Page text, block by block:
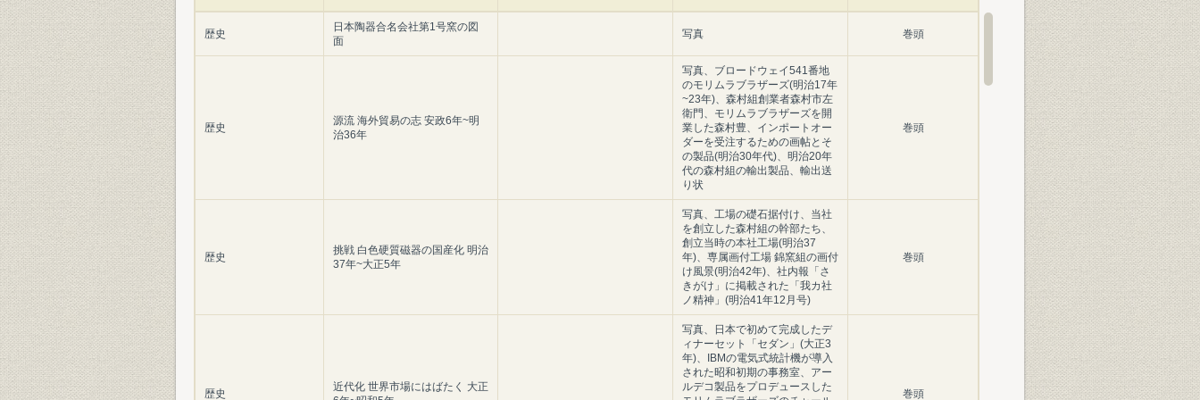
歴史
日本陶器合名会社第1号窯の図
面
写真 巻頭
歴史
源流 海外貿易の志 安政6年~明
治36年
写真、ブロードウェイ541番地
のモリムラブラザーズ(明治17年
~23年)、森村組創業者森村市左
衛門、モリムラブラザーズを開
業した森村豊、インポートオー
ダーを受注するための画帖とそ
の製品(明治30年代)、明治20年
代の森村組の輸出製品、輸出送
り状
巻頭
歴史
挑戦 白色硬質磁器の国産化 明治
37年~大正5年
写真、工場の礎石据付け、当社
を創立した森村組の幹部たち、
創立当時の本社工場(明治37
年)、専属画付工場 錦窯組の画付
け風景(明治42年)、社内報「さ
きがけ」に掲載された「我カ社
ノ精神」(明治41年12月号)
巻頭
歴史
近代化 世界市場にはばたく 大正
写真、日本で初めて完成したデ
ィナーセット「セダン」(大正3
年)、IBMの電気式統計機が導入
された昭和初期の事務室、アー
ルデコ製品をプロデュースした
巻頭